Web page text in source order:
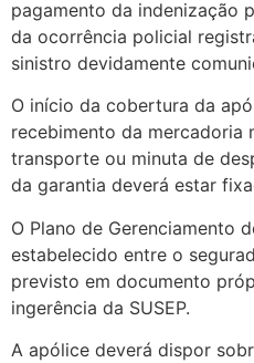
pagamento da indenização
da ocorrência policial
sinistro devidamente
O início da cobertura da
recebimento da mercadoria
transporte ou minuta de
da garantia deverá estar
O Plano de Gerenciamento
estabelecido entre o
previsto em documento
ingerência da SUSEP.
A apólice deverá dispor